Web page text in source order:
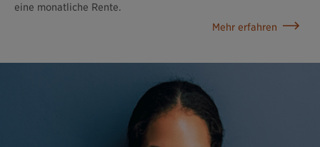
eine monatliche Rente.
Mehr erfahren